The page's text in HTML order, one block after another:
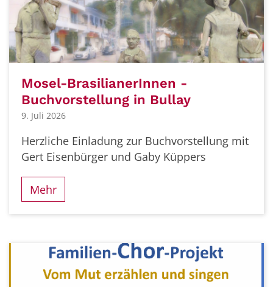
Mosel-BrasilianerInnen -
Buchvorstellung in Bullay
9. Juli 2026
Herzliche Einladung zur Buchvorstellung mit
Gert Eisenbürger und Gaby Küppers
Mehr